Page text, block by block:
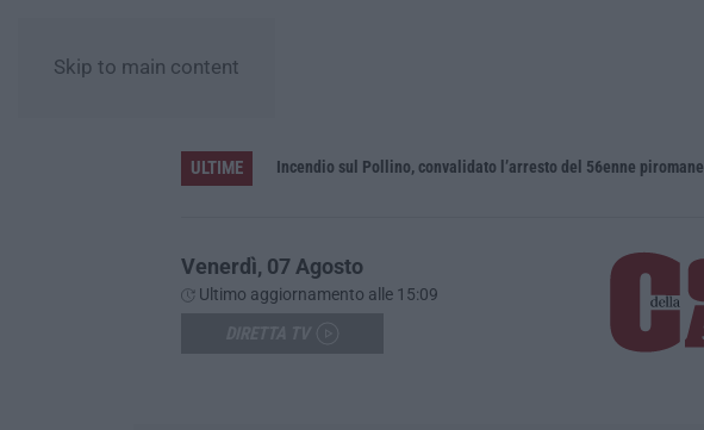
Skip to main content
ULTIME
Green Island, ricariche elettriche e un presidio sanitario. Anas attiva i nuovi servizi sull’A2 in Calabria Incendio sul Pollino, convalidato l’arresto del 56enne piromane
Venerdì, 07 Agosto
Ultimo aggiornamento alle 15:09